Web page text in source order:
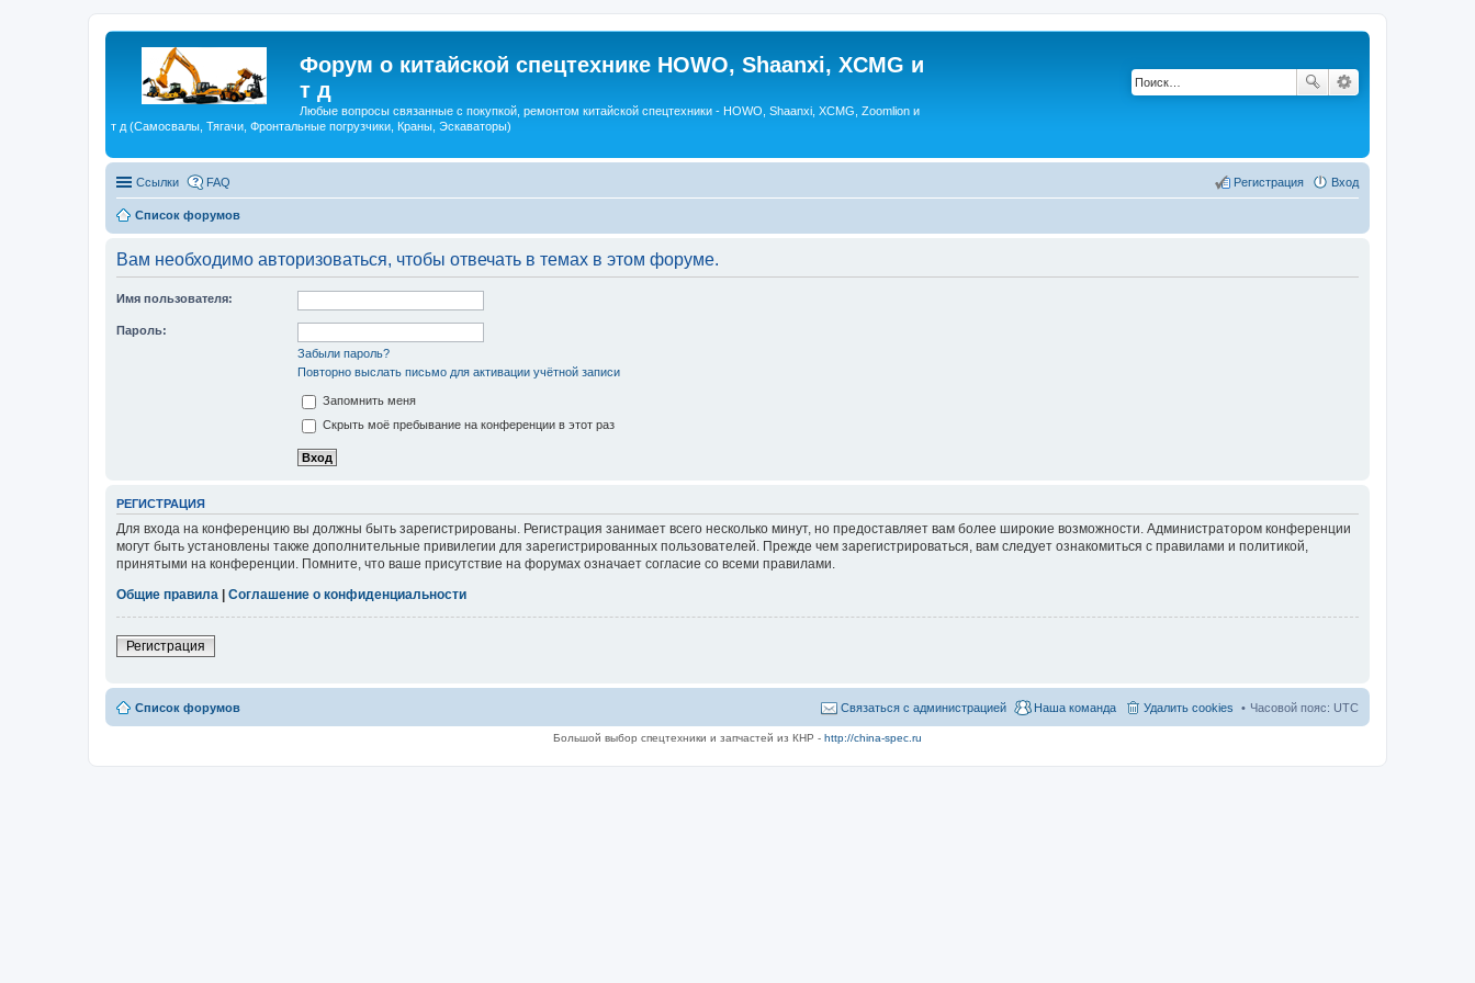
Форум о китайской спецтехнике HOWO, Shaanxi, XCMG и
т д
Любые вопросы связанные с покупкой, ремонтом китайской спецтехники - HOWO, Shaanxi, XCMG, Zoomlion и
т д (Самосвалы, Тягачи, Фронтальные погрузчики, Краны, Эскаваторы)
Ссылки FAQ Вход
Регистрация
Список форумов
Вам необходимо авторизоваться, чтобы отвечать в темах в этом форуме.
Имя пользователя:
Пароль:
Забыли пароль?
Повторно выслать письмо для активации учётной записи
Запомнить меня
Скрыть моё пребывание на конференции в этот раз
РЕГИСТРАЦИЯ
Для входа на конференцию вы должны быть зарегистрированы. Регистрация занимает всего несколько минут, но предоставляет вам более широкие возможности. Администратором конференции
могут быть установлены также дополнительные привилегии для зарегистрированных пользователей. Прежде чем зарегистрироваться, вам следует ознакомиться с правилами и политикой,
принятыми на конференции. Помните, что ваше присутствие на форумах означает согласие со всеми правилами.
Общие правила
Соглашение о конфиденциальности
Регистрация
Список форумов Часовой пояс: UTC
Удалить cookies
Наша команда
Связаться с администрацией
Большой выбор спецтехники и запчастей из КНР - http://china-spec.ru